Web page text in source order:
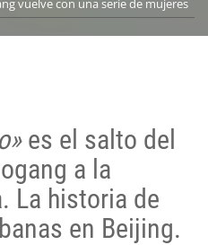
vuelve con una serie de mujeres
es el salto del
a la
La historia de
en Beijing.